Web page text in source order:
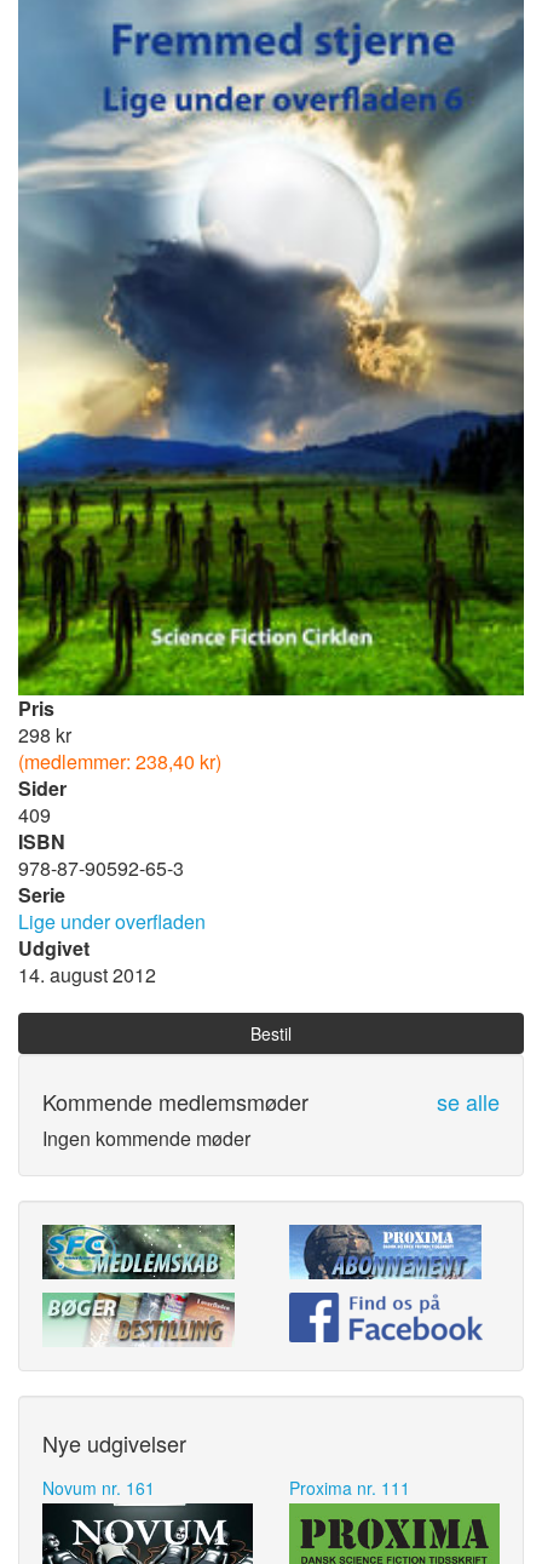
Pris
298 kr
(medlemmer: 238,40 kr)
Sider
409
ISBN
978-87-90592-65-3
Serie
Lige under overfladen
Udgivet
14. august 2012
Bestil
Kommende medlemsmøder se alle
Ingen kommende møder
Nye udgivelser
Novum nr. 161 Proxima nr. 111